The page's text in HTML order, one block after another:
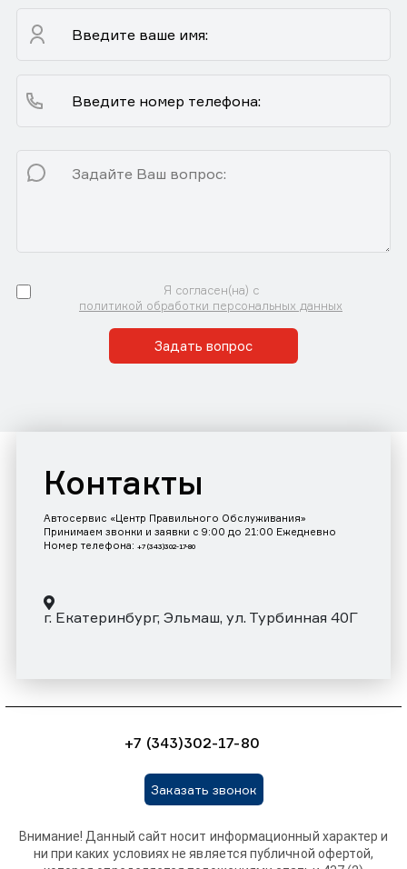
Я согласен(на) с
политикой обработки персональных данных
Задать вопрос
Контакты
Автосервис «Центр Правильного Обслуживания»
Принимаем звонки и заявки с 9:00 до 21:00 Ежедневно
Номер телефона: +7 (343)302-17-80
г. Екатеринбург, Эльмаш, ул. Турбинная 40Г
+7 (343)302-17-80
Заказать звонок
Внимание! Данный сайт носит информационный характер и
ни при каких условиях не является публичной офертой,